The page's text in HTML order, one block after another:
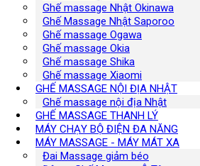
Ghế massage Nhật Okinawa
Ghế Massage Nhật Saporoo
Ghế massage Ogawa
Ghế massage Okia
Ghế massage Shika
Ghế massage Xiaomi
GHẾ MASSAGE NỘI ĐỊA NHẬT
Ghế massage nội địa Nhật
GHẾ MASSAGE THANH LÝ
MÁY CHẠY BỘ ĐIỆN ĐA NĂNG
MÁY MASSAGE - MÁY MÁT XA
Đai Massage giảm béo